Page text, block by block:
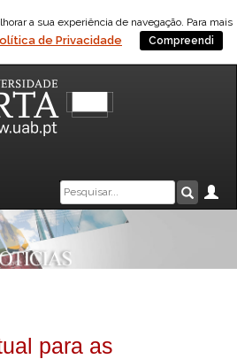
a sua experiência de navegação. Para mais
de Privacidade Compreendi
Caixa
de
pesquisa
para as